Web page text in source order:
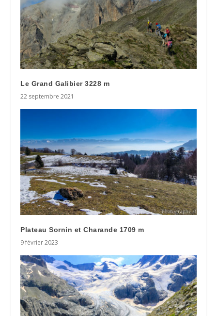
Le Grand Galibier 3228 m
22 septembre 2021
Plateau Sornin et Charande 1709 m
9 février 2023